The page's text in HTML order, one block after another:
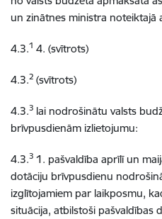
un zinātnes ministra noteiktajā
4.3.1 4. (svītrots)
4.3.2 (svītrots)
4.3.3 lai nodrošinātu valsts
brīvpusdienām izlietojumu:
4.3.3 1. pašvaldība aprīlī un
dotāciju brīvpusdienu
izglītojamiem par laikposmu,
situācija, atbilstoši pašvaldības